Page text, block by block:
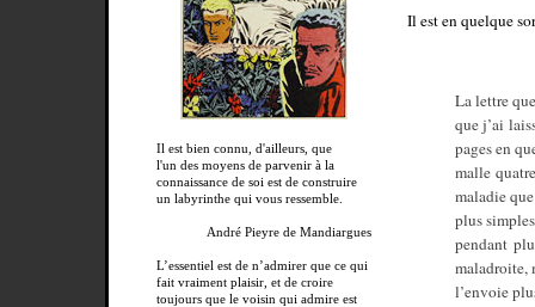
Il est bien connu, d'ailleurs, que
l'un des moyens de parvenir à la
connaissance de soi est de construire
un labyrinthe qui vous ressemble.
André Pieyre de Mandiargues
L’essentiel est de n’admirer que ce qui
fait vraiment plaisir, et de croire
toujours que le voisin qui admire est
Il est en quelque
La lettre
que j’ai
pages en
malle
maladie
plus
pendant
maladroite,
l’envoie